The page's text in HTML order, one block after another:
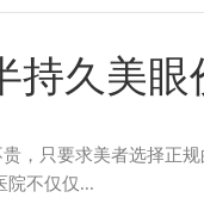
持久美眼
，只要求美者选择正
院不仅仅...